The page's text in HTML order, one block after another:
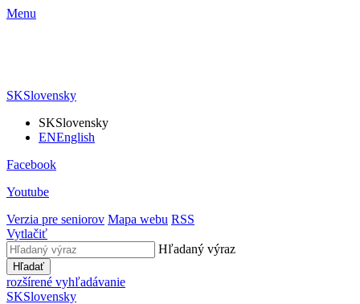
Menu
SKSlovensky
SKSlovensky
ENEnglish
Facebook
Youtube
Verzia pre seniorov Mapa webu RSS
Vytlačiť
Hľadaný výraz
Hľadať
rozšírené vyhľadávanie
SKSlovensky